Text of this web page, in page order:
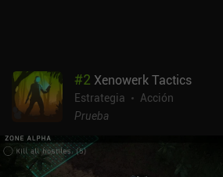
en la mecánica. El único inconveniente es
muy frustrantes hasta que descubrimos
Zombie Night Terror es un juego premium
Android y 6,99 € en iOS. Es una recomendación fácil para los fans
de los juegos de estrategia de alta calidad.
#2 Xenowerk Tactics
Estrategia
Acción
Prueba